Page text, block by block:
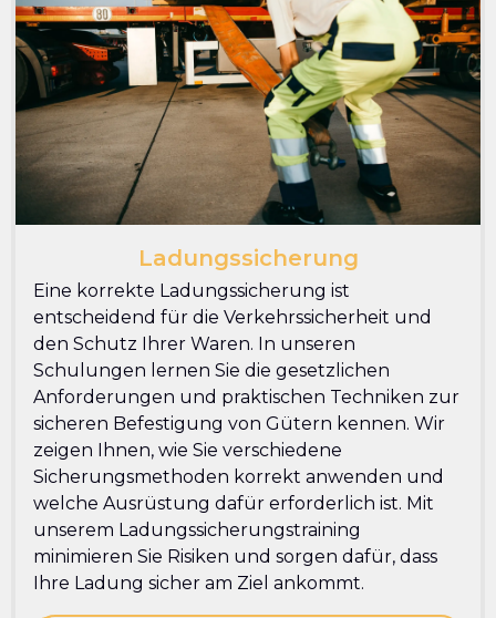
Ladungssicherung
Eine korrekte Ladungssicherung ist
entscheidend für die Verkehrssicherheit und
den Schutz Ihrer Waren. In unseren
Schulungen lernen Sie die gesetzlichen
Anforderungen und praktischen Techniken zur
sicheren Befestigung von Gütern kennen. Wir
zeigen Ihnen, wie Sie verschiedene
Sicherungsmethoden korrekt anwenden und
welche Ausrüstung dafür erforderlich ist. Mit
unserem Ladungssicherungstraining
minimieren Sie Risiken und sorgen dafür, dass
Ihre Ladung sicher am Ziel ankommt.